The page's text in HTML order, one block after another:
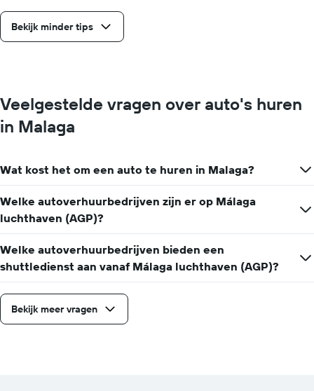
Bekijk minder tips
Veelgestelde vragen over auto's huren
in Malaga
Wat kost het om een auto te huren in Malaga?
Welke autoverhuurbedrijven zijn er op Málaga
luchthaven (AGP)?
Welke autoverhuurbedrijven bieden een
shuttledienst aan vanaf Málaga luchthaven (AGP)?
Bekijk meer vragen